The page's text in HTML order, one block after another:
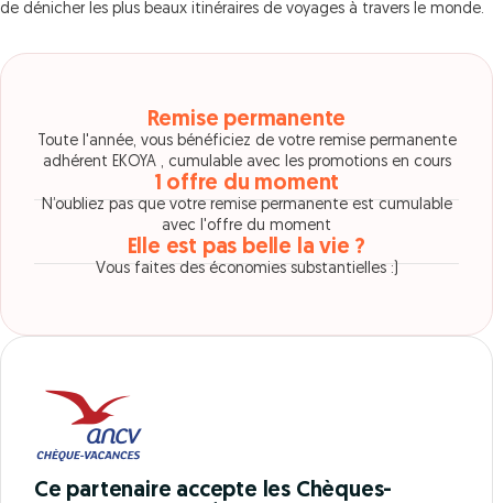
de dénicher les plus beaux itinéraires de voyages à travers le monde.
Remise permanente
Toute l'année, vous bénéficiez de votre remise permanente
adhérent EKOYA , cumulable avec les promotions en cours
1 offre du moment
N’oubliez pas que votre remise permanente est cumulable
avec l'offre du moment
Elle est pas belle la vie ?
Vous faites des économies substantielles :)
Ce partenaire accepte les Chèques-